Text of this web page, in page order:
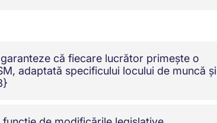
că fiecare lucrător primește o
adaptată specificului locului de muncă și